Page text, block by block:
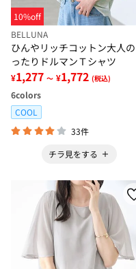
10%off
BELLUNA
ひんやリッチコットン大人
ったりドルマンＴシャツ
¥1,277 ～ ¥1,772 (税込)
6colors
COOL
33件
チラ見をする